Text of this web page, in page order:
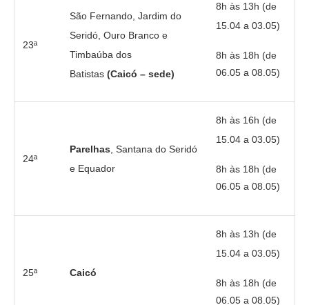
23ª
São Fernando, Jardim do
Seridó, Ouro Branco e
Timbaúba dos
Batistas (Caicó – sede)
8h às 13h (de
15.04 a 03.05)
8h às 18h (de
06.05 a 08.05)
24ª
Parelhas, Santana do Seridó
e Equador
8h às 16h (de
15.04 a 03.05)
8h às 18h (de
06.05 a 08.05)
25ª Caicó
8h às 13h (de
15.04 a 03.05)
8h às 18h (de
06.05 a 08.05)